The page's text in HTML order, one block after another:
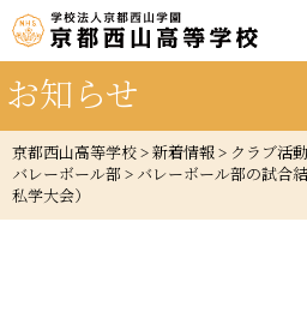
お知らせ
京都西山高等学校 > 新着情報 > クラブ活動
バレーボール部 > バレーボール部の試合
私学大会）